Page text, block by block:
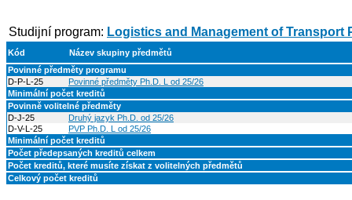
Studijní program: Logistics and Management of Transport
Kód
Název skupiny předmětů
Povinné předměty programu
D-P-L-25
Povinné předměty Ph.D. L od 25/26
Minimální počet kreditů
Povinně volitelné předměty
D-J-25
Druhý jazyk Ph.D. od 25/26
D-V-L-25
PVP Ph.D. L od 25/26
Minimální počet kreditů
Počet předepsaných kreditů celkem
Počet kreditů, které musíte získat z volitelných předmětů
Celkový počet kreditů